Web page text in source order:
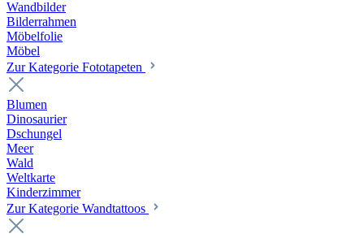
Wandbilder
Bilderrahmen
Möbelfolie
Möbel
Zur Kategorie Fototapeten
Blumen
Dinosaurier
Dschungel
Meer
Wald
Weltkarte
Kinderzimmer
Zur Kategorie Wandtattoos